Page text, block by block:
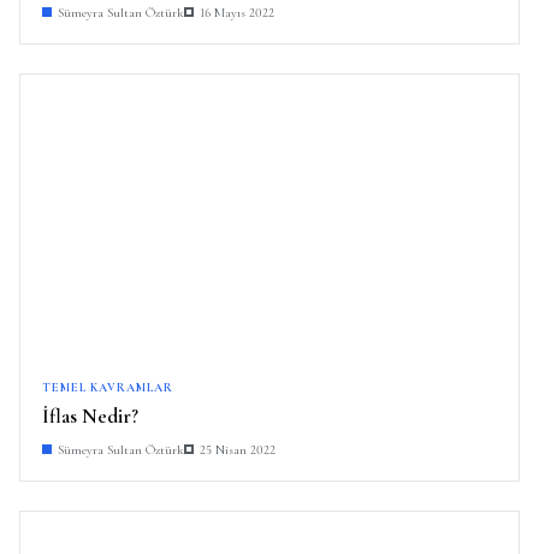
Sümeyra Sultan Öztürk 16 Mayıs 2022
TEMEL KAVRAMLAR
İflas Nedir?
Sümeyra Sultan Öztürk 25 Nisan 2022